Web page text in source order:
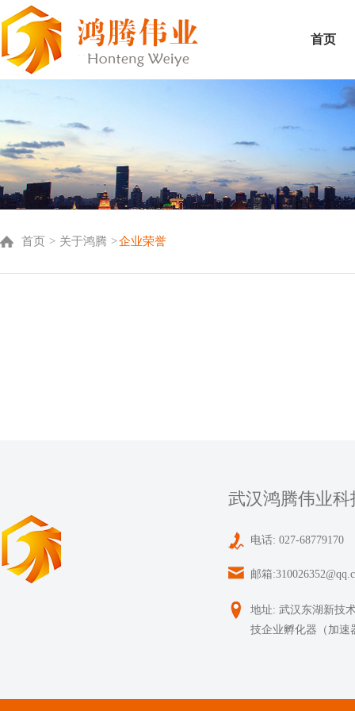
首页
首页 > 关于鸿腾 >企业荣誉
武汉鸿腾伟业
电话: 027-68779170
邮箱
地址: 武汉东湖新技
技企业孵化器（加速